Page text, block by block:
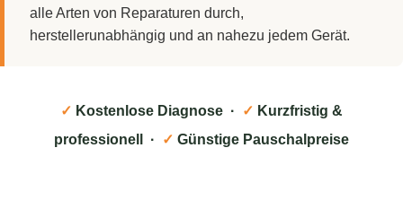
alle Arten von Reparaturen durch,
herstellerunabhängig und an nahezu jedem Gerät.
✓ Kostenlose Diagnose · ✓ Kurzfristig &
professionell ·
✓ Günstige Pauschalpreise